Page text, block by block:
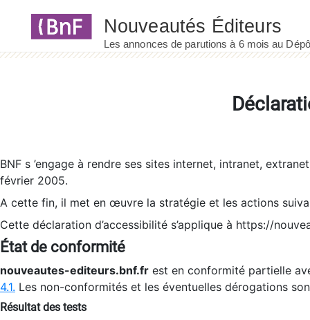
BNF s ’engage à rendre ses sites internet, intranet,
février 2005.
A cette fin, il met en œuvre la stratégie et les actions
Cette déclaration d’accessibilité s’applique à https://
État de conformité
nouveautes-editeurs.bnf.fr est en conformité partielle
4.1. Les non-conformités et les éventuelles dérogations
Résultat des tests